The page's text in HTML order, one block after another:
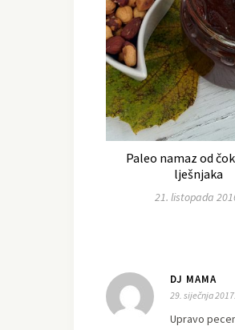
Paleo namaz od
lješnjaka
21. listopada
DJ MAMA
29. siječnja
Upravo